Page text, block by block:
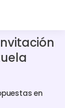
en